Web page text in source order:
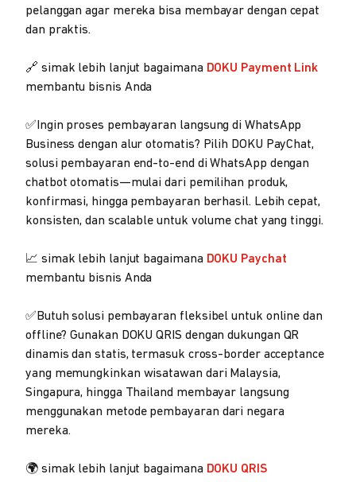
pelanggan agar mereka bisa membayar dengan cepat
dan praktis.
🔗 simak lebih lanjut bagaimana DOKU Payment Link
membantu bisnis Anda
✅Ingin proses pembayaran langsung di WhatsApp
Business dengan alur otomatis? Pilih DOKU PayChat,
solusi pembayaran end-to-end di WhatsApp dengan
chatbot otomatis—mulai dari pemilihan produk,
konfirmasi, hingga pembayaran berhasil. Lebih cepat,
konsisten, dan scalable untuk volume chat yang tinggi.
📈 simak lebih lanjut bagaimana DOKU Paychat
membantu bisnis Anda
✅Butuh solusi pembayaran fleksibel untuk online dan
offline? Gunakan DOKU QRIS dengan dukungan QR
dinamis dan statis, termasuk cross-border acceptance
yang memungkinkan wisatawan dari Malaysia,
Singapura, hingga Thailand membayar langsung
menggunakan metode pembayaran dari negara
mereka.
🌍 simak lebih lanjut bagaimana DOKU QRIS